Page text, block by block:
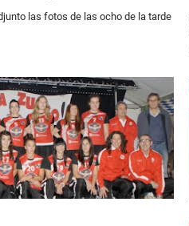
las fotos de las ocho de la tarde